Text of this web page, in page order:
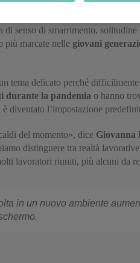
di senso di smarrimento,
più marcate nelle giovani
tema delicato perché
durante la pandemia o hanno
diventato l’impostazione
del momento», dice Giovanna
distinguere tra realtà
lavoratori riuniti, più alcuni da
in un nuovo ambiente